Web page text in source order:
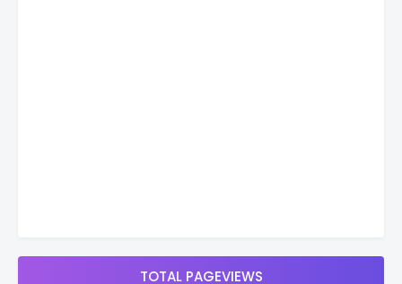
TOTAL PAGEVIEWS